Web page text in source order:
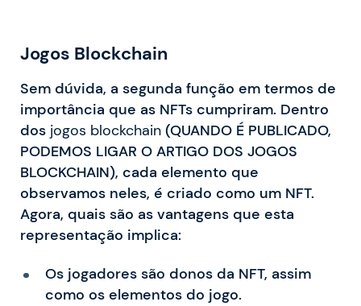
Jogos Blockchain
Sem dúvida, a segunda função em termos de
importância que as NFTs cumpriram. Dentro
dos jogos blockchain (QUANDO É PUBLICADO,
PODEMOS LIGAR O ARTIGO DOS JOGOS
BLOCKCHAIN), cada elemento que
observamos neles, é criado como um NFT.
Agora, quais são as vantagens que esta
representação implica:
Os jogadores são donos da NFT, assim
como os elementos do jogo.